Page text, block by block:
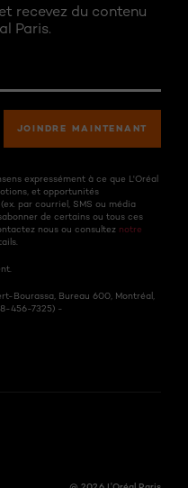
recevez du contenu
Paris.
JOINDRE MAINTENANT
expressément à ce que L'Oréal
et opportunités
par courriel, SMS ou média
de certains ou tous ces
nous ou consultez notre
Bourassa, Bureau 600, Montréal,
456-7325) -